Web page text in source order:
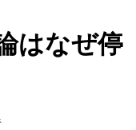
はなぜ停